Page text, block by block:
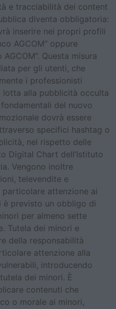
e tracciabilità dei content
diventa obbligatoria:
inserire nei propri profili
AGCOM” oppure
Questa misura
per gli utenti, che
i professionisti
alla pubblicità occulta
del nuovo
dovrà essere
specifici hashtag o
nel rispetto delle
Digital Chart dell’Istituto
Vengono inoltre
televendite e
attenzione ai
è previsto un obbligo di
per almeno sette
Tutela dei minori e
della responsabilità
attenzione alla
introducendo
dei minori. È
contenuti che
o morale ai minori,